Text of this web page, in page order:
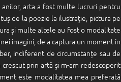
arta a fost multe lucruri pentru
de la poezie la ilustrație, pictura pe
și multe altele au fost o modalitate
imagini, de a captura un moment în
indiferent de circumstanțe sau de
prin artă și m-am redescoperit
este modalitatea mea preferată